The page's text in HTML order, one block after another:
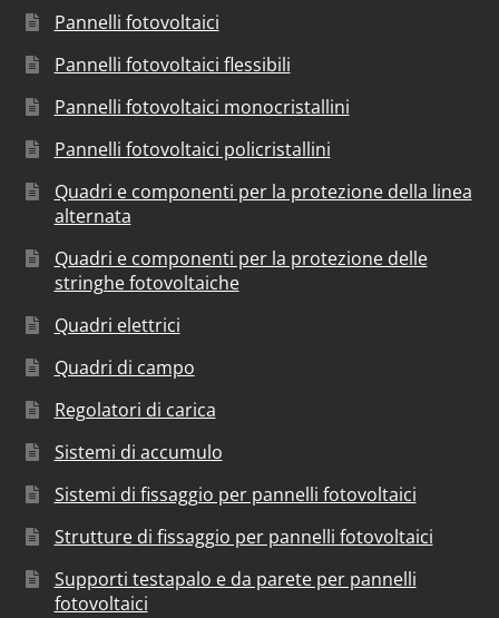
Pannelli fotovoltaici
Pannelli fotovoltaici flessibili
Pannelli fotovoltaici monocristallini
Pannelli fotovoltaici policristallini
Quadri e componenti per la protezione della linea
alternata
Quadri e componenti per la protezione delle
stringhe fotovoltaiche
Quadri elettrici
Quadri di campo
Regolatori di carica
Sistemi di accumulo
Sistemi di fissaggio per pannelli fotovoltaici
Strutture di fissaggio per pannelli fotovoltaici
Supporti testapalo e da parete per pannelli
fotovoltaici